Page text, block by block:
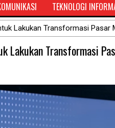
TEKNOLOGI
Lakukan Transformasi Pasar
Lakukan Transformasi